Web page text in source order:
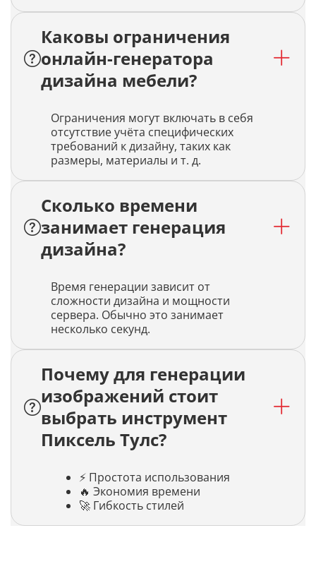
Каковы ограничения
онлайн-генератора
дизайна мебели?
Ограничения могут включать в себя
отсутствие учёта специфических
требований к дизайну, таких как
размеры, материалы и т. д.
Сколько времени
занимает генерация
дизайна?
Время генерации зависит от
сложности дизайна и мощности
сервера. Обычно это занимает
несколько секунд.
Почему для генерации
изображений стоит
выбрать инструмент
Пиксель Тулс?
⚡ Простота использования
🔥 Экономия времени
🚀 Гибкость стилей